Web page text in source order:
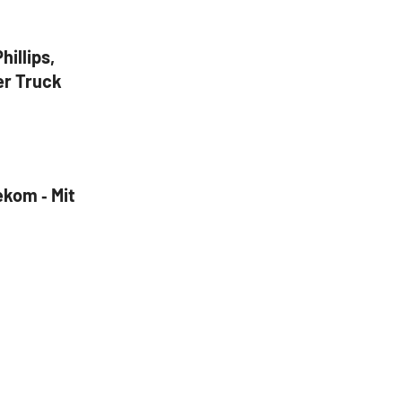
Truck
‑ Mit